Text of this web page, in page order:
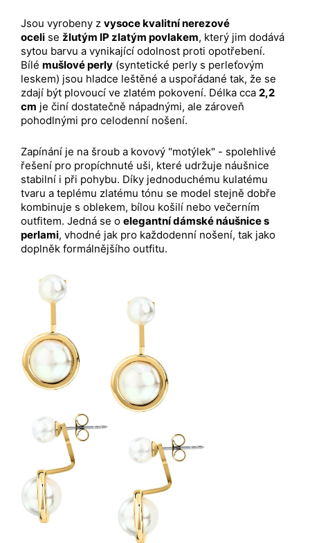
Jsou vyrobeny z vysoce kvalitní nerezové
oceli se žlutým IP zlatým povlakem, který jim dodává
sytou barvu a vynikající odolnost proti opotřebení.
Bílé mušlové perly (syntetické perly s perleťovým
leskem) jsou hladce leštěné a uspořádané tak, že se
zdají být plovoucí ve zlatém pokovení. Délka cca 2,2
cm je činí dostatečně nápadnými, ale zároveň
pohodlnými pro celodenní nošení.
Zapínání je na šroub a kovový "motýlek" - spolehlivé
řešení pro propíchnuté uši, které udržuje náušnice
stabilní i při pohybu. Díky jednoduchému kulatému
tvaru a teplému zlatému tónu se model stejně dobře
kombinuje s oblekem, bílou košilí nebo večerním
outfitem. Jedná se o elegantní dámské náušnice s
perlami, vhodné jak pro každodenní nošení, tak jako
doplněk formálnějšího outfitu.